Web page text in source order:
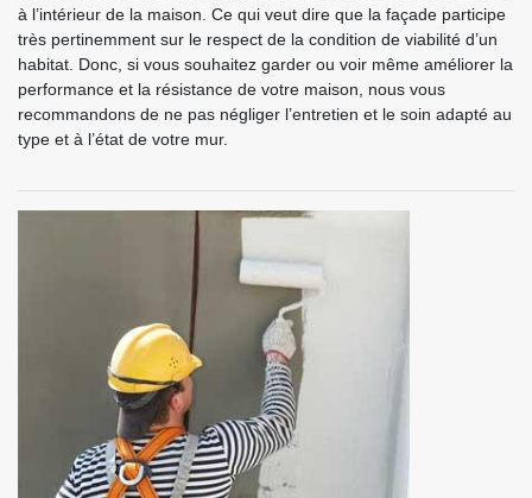
à l’intérieur de la maison. Ce qui veut dire que la façade participe
très pertinemment sur le respect de la condition de viabilité d’un
habitat. Donc, si vous souhaitez garder ou voir même améliorer la
performance et la résistance de votre maison, nous vous
recommandons de ne pas négliger l’entretien et le soin adapté au
type et à l’état de votre mur.